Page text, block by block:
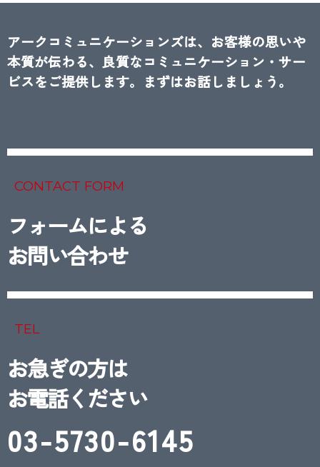
アークコミュニケーションズは、お客様の思いや
本質が伝わる、良質なコミュニケーション・サー
ビスをご提供します。まずはお話しましょう。
CONTACT FORM
フォームによる
お問い合わせ
TEL
お急ぎの方は
お電話ください
03-5730-6145